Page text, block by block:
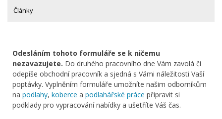
Články
Odesláním tohoto formuláře se k ničemu
nezavazujete. Do druhého pracovního dne Vám zavolá či
odepíše obchodní pracovník a sjedná s Vámi náležitosti Vaší
poptávky. Vyplněním formuláře umožníte našim odborníkům
na podlahy, koberce a podlahářské práce připravit si
podklady pro vypracování nabídky a ušetříte Váš čas.